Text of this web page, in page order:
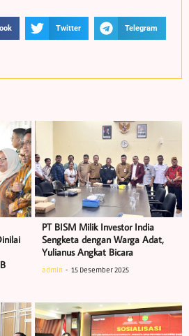
Twitter Telegram
PT BISM Milik Investor India
Sengketa dengan Warga Adat,
Yulianus Angkat Bicara
admin 15 Desember 2025